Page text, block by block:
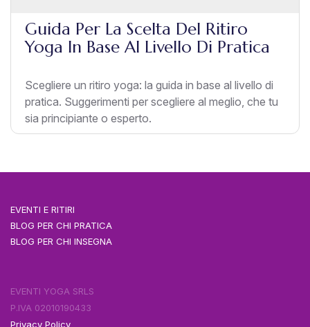
Guida Per La Scelta Del Ritiro
Yoga In Base Al Livello Di Pratica
Scegliere un ritiro yoga: la guida in base al livello di
pratica. Suggerimenti per scegliere al meglio, che tu
sia principiante o esperto.
EVENTI E RITIRI
BLOG PER CHI PRATICA
BLOG PER CHI INSEGNA
EVENTI YOGA SRLS
P.IVA 02010190433
Privacy Policy